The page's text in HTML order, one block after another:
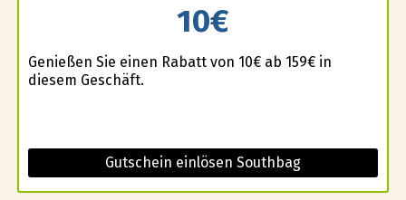
10€
Genießen Sie einen Rabatt von 10€ ab 159€ in
diesem Geschäft.
Gutschein einlösen Southbag